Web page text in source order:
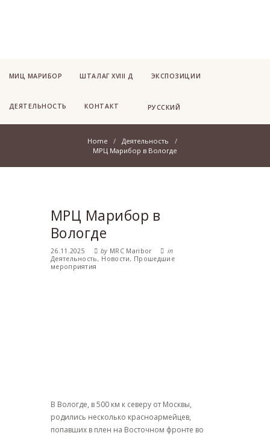
МИЦ МАРИБОР ШТАЛАГ XVIII Д ЭКСПОЗИЦИИ
ДЕЯТЕЛЬНОСТЬ КОНТАКТ РУССКИЙ
Home
Деятельность
МРЦ Марибор в Вологде
МРЦ Марибор в
Вологде
26.11.2025 by MRC Maribor
in
Деятельность, Новости, Прошедшие
мероприятия
В Вологде, в 500 км к северу от Москвы,
родились несколько красноармейцев,
попавших в плен на Восточном фронте во